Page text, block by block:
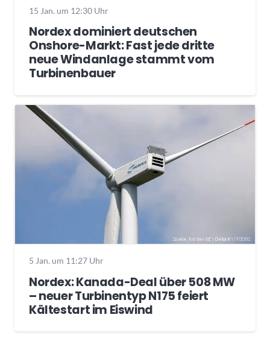
15 Jan. um 12:30 Uhr
Nordex dominiert deutschen
Onshore-Markt: Fast jede dritte
neue Windanlage stammt vom
Turbinenbauer
5 Jan. um 11:27 Uhr
Nordex: Kanada-Deal über 508 MW
– neuer Turbinentyp N175 feiert
Kältestart im Eiswind